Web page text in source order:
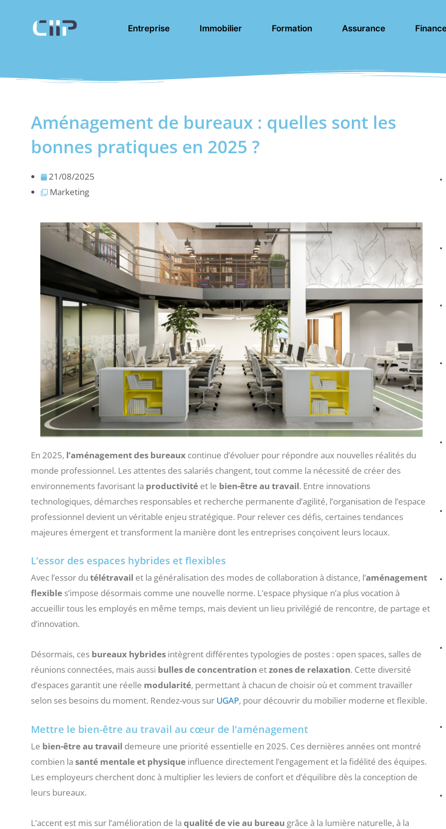
Entreprise Immobilier Formation Assurance
Aménagement de bureaux : quelles sont les
bonnes pratiques en 2025 ?
21/08/2025
Marketing
En 2025, l’aménagement des bureaux continue d’évoluer pour répondre aux nouvelles réalités du
monde professionnel. Les attentes des salariés changent, tout comme la nécessité de créer des
environnements favorisant la productivité et le bien-être au travail. Entre innovations
technologiques, démarches responsables et recherche permanente d’agilité, l’organisation de l’espace
professionnel devient un véritable enjeu stratégique. Pour relever ces défis, certaines tendances
majeures émergent et transforment la manière dont les entreprises conçoivent leurs locaux.
L’essor des espaces hybrides et flexibles
Avec l’essor du télétravail et la généralisation des modes de collaboration à distance, l’aménagement
flexible s’impose désormais comme une nouvelle norme. L’espace physique n’a plus vocation à
accueillir tous les employés en même temps, mais devient un lieu privilégié de rencontre, de partage et
d’innovation.
Désormais, ces bureaux hybrides intègrent différentes typologies de postes : open spaces, salles de
réunions connectées, mais aussi bulles de concentration etzones de relaxation. Cette diversité
d’espaces garantit une réelle modularité, permettant à chacun de choisir où et comment travailler
selon ses besoins du moment. Rendez-vous sur UGAP, pour découvrir du mobilier moderne et flexible.
Mettre le bien-être au travail au cœur de l’aménagement
Le bien-être au travail demeure une priorité essentielle en 2025. Ces dernières années ont montré
combien la santé mentale et physique influence directement l’engagement et la fidélité des équipes.
Les employeurs cherchent donc à multiplier les leviers de confort et d’équilibre dès la conception de
leurs bureaux.
L’accent est mis sur l’amélioration de la qualité de vie au bureau grâce à la lumière naturelle, à la